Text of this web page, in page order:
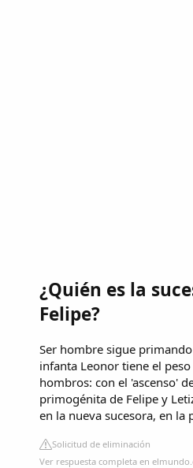
¿Quién es la
Felipe?
Ser hombre sigue
infanta Leonor tiene el
hombros: con el 'ascenso'
primogénita de Felipe y
en la nueva sucesora, en la
Solicitud de eliminación
Ver respuesta completa en